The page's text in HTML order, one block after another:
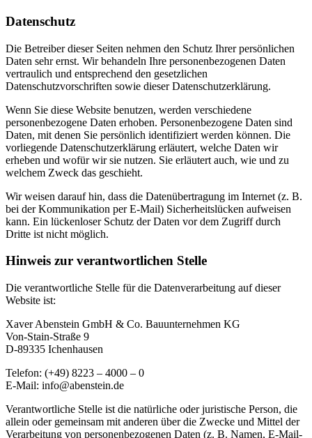
Datenschutz
Die Betreiber dieser Seiten nehmen den Schutz Ihrer persönlichen
Daten sehr ernst. Wir behandeln Ihre personenbezogenen Daten
vertraulich und entsprechend den gesetzlichen
Datenschutzvorschriften sowie dieser Datenschutzerklärung.
Wenn Sie diese Website benutzen, werden verschiedene
personenbezogene Daten erhoben. Personenbezogene Daten sind
Daten, mit denen Sie persönlich identifiziert werden können. Die
vorliegende Datenschutzerklärung erläutert, welche Daten wir
erheben und wofür wir sie nutzen. Sie erläutert auch, wie und zu
welchem Zweck das geschieht.
Wir weisen darauf hin, dass die Datenübertragung im Internet (z. B.
bei der Kommunikation per E-Mail) Sicherheitslücken aufweisen
kann. Ein lückenloser Schutz der Daten vor dem Zugriff durch
Dritte ist nicht möglich.
Hinweis zur verantwortlichen Stelle
Die verantwortliche Stelle für die Datenverarbeitung auf dieser
Website ist:
Xaver Abenstein GmbH & Co. Bauunternehmen KG
Von-Stain-Straße 9
D-89335 Ichenhausen
Telefon: (+49) 8223 – 4000 – 0
E-Mail: info@abenstein.de
Verantwortliche Stelle ist die natürliche oder juristische Person, die
allein oder gemeinsam mit anderen über die Zwecke und Mittel der
Verarbeitung von personenbezogenen Daten (z. B. Namen, E-Mail-